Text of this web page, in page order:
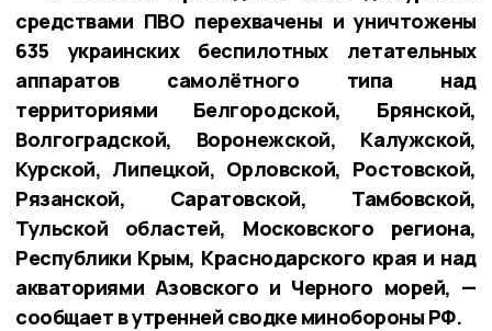
средствами ПВО перехвачены и уничтожены
635 украинских беспилотных летательных
аппаратов самолётного типа над
территориями Белгородской, Брянской,
Волгоградской, Воронежской, Калужской,
Курской, Липецкой, Орловской, Ростовской,
Рязанской, Саратовской, Тамбовской,
Тульской областей, Московского региона,
Республики Крым, Краснодарского края и над
акваториями Азовского и Черного морей, —
сообщает в утренней сводке минобороны РФ.